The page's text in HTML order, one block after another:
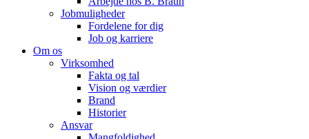
Jobmuligheder
Fordelene for dig
Job og karriere
Om os
Virksomhed
Fakta og tal
Vision og værdier
Brand
Historier
Ansvar